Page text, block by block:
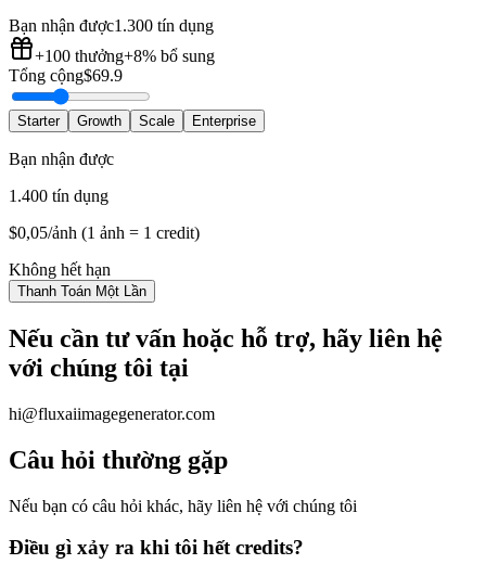
Bạn nhận được1.300 tín dụng
+100 thưởng+8% bổ sung
Tổng cộng$69.9
Starter Growth Scale Enterprise
Bạn nhận được
1.400 tín dụng
$0,05/ảnh (1 ảnh = 1 credit)
Không hết hạn
Thanh Toán Một Lần
Nếu cần tư vấn hoặc hỗ trợ, hãy liên hệ
với chúng tôi tại
hi@fluxaiimagegenerator.com
Câu hỏi thường gặp
Nếu bạn có câu hỏi khác, hãy liên hệ với chúng tôi
Điều gì xảy ra khi tôi hết credits?